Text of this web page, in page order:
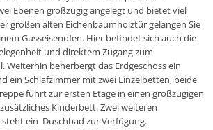
Ebenen großzügig angelegt und bietet viel
großen alten Eichenbaumholztür gelangen Sie
Gusseisenofen. Hier befindet sich auch die
und direktem Zugang zum
beherbergt das Erdgeschoss ein
ein Schlafzimmer mit zwei Einzelbetten, beide
führt zur ersten Etage in einen großzügigen
Kinderbett. Zwei weiteren
ein Duschbad zur Verfügung.